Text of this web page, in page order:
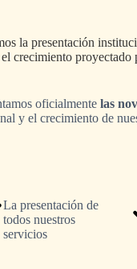
la presentación
crecimiento proyectado
oficialmente las
y el crecimiento de
La presentación de
todos nuestros
servicios